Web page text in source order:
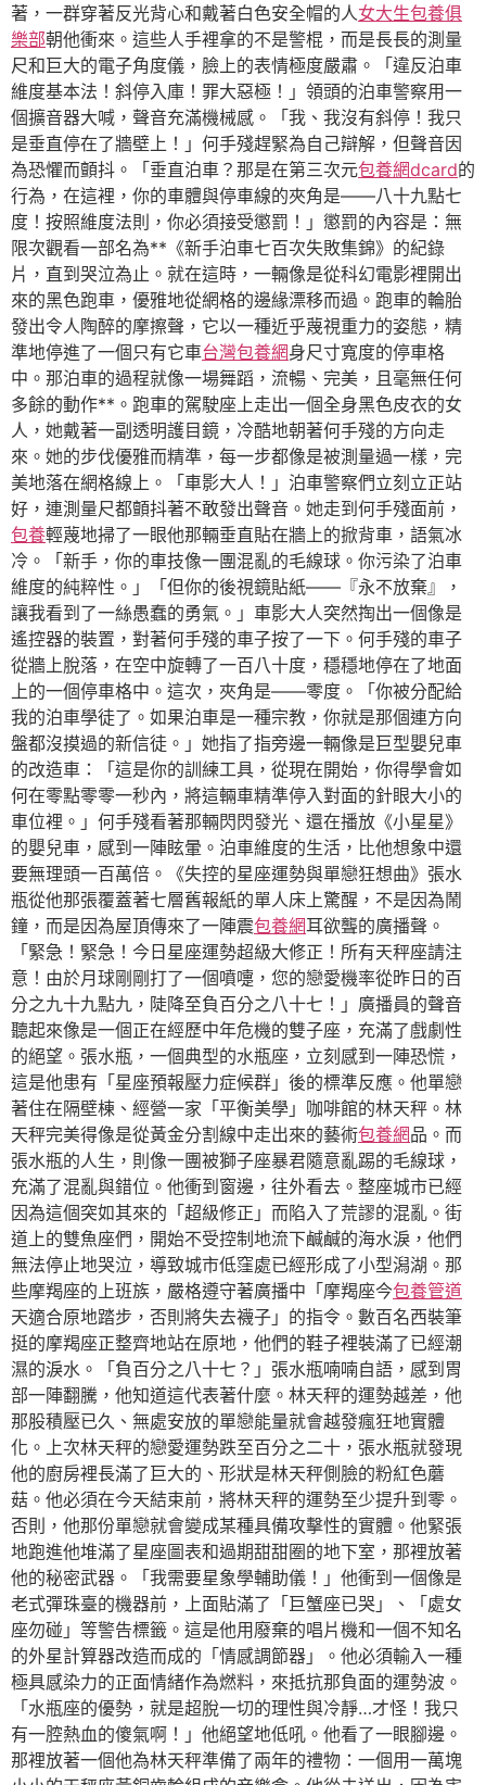
著，一群穿著反光背心和戴著白色安全帽的人女大生包養俱
樂部朝他衝來。這些人手裡拿的不是警棍，而是長長的測量
尺和巨大的電子角度儀，臉上的表情極度嚴肅。「違反泊車
維度基本法！斜停入庫！罪大惡極！」領頭的泊車警察用一
個擴音器大喊，聲音充滿機械感。「我、我沒有斜停！我只
是垂直停在了牆壁上！」何手殘趕緊為自己辯解，但聲音因
為恐懼而顫抖。「垂直泊車？那是在第三次元包養網dcard的
行為，在這裡，你的車體與停車線的夾角是——八十九點七
度！按照維度法則，你必須接受懲罰！」懲罰的內容是：無
限次觀看一部名為**《新手泊車七百次失敗集錦》的紀錄
片，直到哭泣為止。就在這時，一輛像是從科幻電影裡開出
來的黑色跑車，優雅地從網格的邊緣漂移而過。跑車的輪胎
發出令人陶醉的摩擦聲，它以一種近乎蔑視重力的姿態，精
準地停進了一個只有它車台灣包養網身尺寸寬度的停車格
中。那泊車的過程就像一場舞蹈，流暢、完美，且毫無任何
多餘的動作**。跑車的駕駛座上走出一個全身黑色皮衣的女
人，她戴著一副透明護目鏡，冷酷地朝著何手殘的方向走
來。她的步伐優雅而精準，每一步都像是被測量過一樣，完
美地落在網格線上。「車影大人！」泊車警察們立刻立正站
好，連測量尺都顫抖著不敢發出聲音。她走到何手殘面前，
包養輕蔑地掃了一眼他那輛垂直貼在牆上的掀背車，語氣冰
冷。「新手，你的車技像一團混亂的毛線球。你污染了泊車
維度的純粹性。」「但你的後視鏡貼紙——『永不放棄』，
讓我看到了一絲愚蠢的勇氣。」車影大人突然掏出一個像是
遙控器的裝置，對著何手殘的車子按了一下。何手殘的車子
從牆上脫落，在空中旋轉了一百八十度，穩穩地停在了地面
上的一個停車格中。這次，夾角是——零度。「你被分配給
我的泊車學徒了。如果泊車是一種宗教，你就是那個連方向
盤都沒摸過的新信徒。」她指了指旁邊一輛像是巨型嬰兒車
的改造車：「這是你的訓練工具，從現在開始，你得學會如
何在零點零零一秒內，將這輛車精準停入對面的針眼大小的
車位裡。」何手殘看著那輛閃閃發光、還在播放《小星星》
的嬰兒車，感到一陣眩暈。泊車維度的生活，比他想象中還
要無理頭一百萬倍。《失控的星座運勢與單戀狂想曲》張水
瓶從他那張覆蓋著七層舊報紙的單人床上驚醒，不是因為鬧
鐘，而是因為屋頂傳來了一陣震包養網耳欲聾的廣播聲。
「緊急！緊急！今日星座運勢超級大修正！所有天秤座請注
意！由於月球剛剛打了一個噴嚏，您的戀愛機率從昨日的百
分之九十九點九，陡降至負百分之八十七！」廣播員的聲音
聽起來像是一個正在經歷中年危機的雙子座，充滿了戲劇性
的絕望。張水瓶，一個典型的水瓶座，立刻感到一陣恐慌，
這是他患有「星座預報壓力症候群」後的標準反應。他單戀
著住在隔壁棟、經營一家「平衡美學」咖啡館的林天秤。林
天秤完美得像是從黃金分割線中走出來的藝術包養網品。而
張水瓶的人生，則像一團被獅子座暴君隨意亂踢的毛線球，
充滿了混亂與錯位。他衝到窗邊，往外看去。整座城市已經
因為這個突如其來的「超級修正」而陷入了荒謬的混亂。街
道上的雙魚座們，開始不受控制地流下鹹鹹的海水淚，他們
無法停止地哭泣，導致城市低窪處已經形成了小型潟湖。那
些摩羯座的上班族，嚴格遵守著廣播中「摩羯座今包養管道
天適合原地踏步，否則將失去襪子」的指令。數百名西裝筆
挺的摩羯座正整齊地站在原地，他們的鞋子裡裝滿了已經潮
濕的淚水。「負百分之八十七？」張水瓶喃喃自語，感到胃
部一陣翻騰，他知道這代表著什麼。林天秤的運勢越差，他
那股積壓已久、無處安放的單戀能量就會越發瘋狂地實體
化。上次林天秤的戀愛運勢跌至百分之二十，張水瓶就發現
他的廚房裡長滿了巨大的、形狀是林天秤側臉的粉紅色蘑
菇。他必須在今天結束前，將林天秤的運勢至少提升到零。
否則，他那份單戀就會變成某種具備攻擊性的實體。他緊張
地跑進他堆滿了星座圖表和過期甜甜圈的地下室，那裡放著
他的秘密武器。「我需要星象學輔助儀！」他衝到一個像是
老式彈珠臺的機器前，上面貼滿了「巨蟹座已哭」、「處女
座勿碰」等警告標籤。這是他用廢棄的唱片機和一個不知名
的外星計算器改造而成的「情感調節器」。他必須輸入一種
極具感染力的正面情緒作為燃料，來抵抗那負面的運勢波。
「水瓶座的優勢，就是超脫一切的理性與冷靜…才怪！我只
有一腔熱血的傻氣啊！」他絕望地低吼。他看了一眼腳邊。
那裡放著一個他為林天秤準備了兩年的禮物：一個用一萬塊